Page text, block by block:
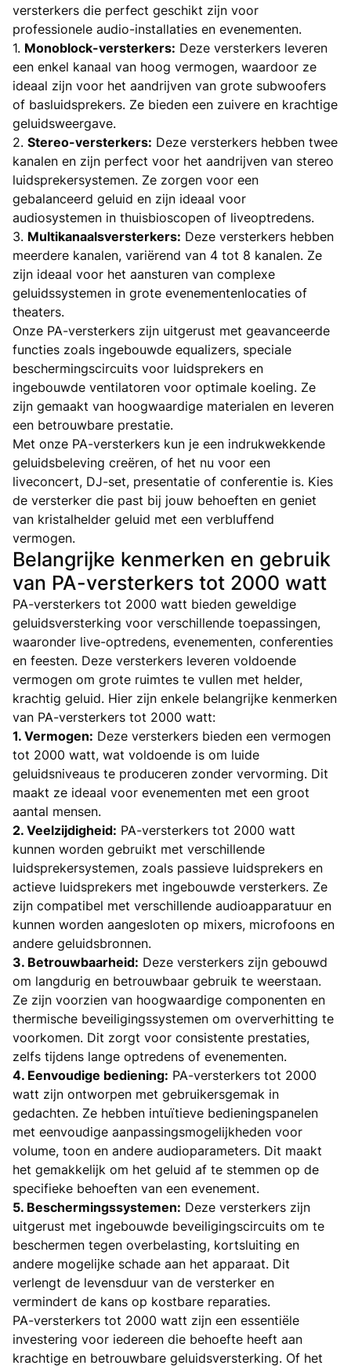
versterkers die perfect geschikt zijn voor
professionele audio-installaties en evenementen.
1. Monoblock-versterkers: Deze versterkers leveren
een enkel kanaal van hoog vermogen, waardoor ze
ideaal zijn voor het aandrijven van grote subwoofers
of basluidsprekers. Ze bieden een zuivere en krachtige
geluidsweergave.
2. Stereo-versterkers: Deze versterkers hebben twee
kanalen en zijn perfect voor het aandrijven van stereo
luidsprekersystemen. Ze zorgen voor een
gebalanceerd geluid en zijn ideaal voor
audiosystemen in thuisbioscopen of liveoptredens.
3. Multikanaalsversterkers: Deze versterkers hebben
meerdere kanalen, variërend van 4 tot 8 kanalen. Ze
zijn ideaal voor het aansturen van complexe
geluidssystemen in grote evenementenlocaties of
theaters.
Onze PA-versterkers zijn uitgerust met geavanceerde
functies zoals ingebouwde equalizers, speciale
beschermingscircuits voor luidsprekers en
ingebouwde ventilatoren voor optimale koeling. Ze
zijn gemaakt van hoogwaardige materialen en leveren
een betrouwbare prestatie.
Met onze PA-versterkers kun je een indrukwekkende
geluidsbeleving creëren, of het nu voor een
liveconcert, DJ-set, presentatie of conferentie is. Kies
de versterker die past bij jouw behoeften en geniet
van kristalhelder geluid met een verbluffend
vermogen.
Belangrijke kenmerken en gebruik
van PA-versterkers tot 2000 watt
PA-versterkers tot 2000 watt bieden geweldige
geluidsversterking voor verschillende toepassingen,
waaronder live-optredens, evenementen, conferenties
en feesten. Deze versterkers leveren voldoende
vermogen om grote ruimtes te vullen met helder,
krachtig geluid. Hier zijn enkele belangrijke kenmerken
van PA-versterkers tot 2000 watt:
1. Vermogen: Deze versterkers bieden een vermogen
tot 2000 watt, wat voldoende is om luide
geluidsniveaus te produceren zonder vervorming. Dit
maakt ze ideaal voor evenementen met een groot
aantal mensen.
2. Veelzijdigheid: PA-versterkers tot 2000 watt
kunnen worden gebruikt met verschillende
luidsprekersystemen, zoals passieve luidsprekers en
actieve luidsprekers met ingebouwde versterkers. Ze
zijn compatibel met verschillende audioapparatuur en
kunnen worden aangesloten op mixers, microfoons en
andere geluidsbronnen.
3. Betrouwbaarheid: Deze versterkers zijn gebouwd
om langdurig en betrouwbaar gebruik te weerstaan.
Ze zijn voorzien van hoogwaardige componenten en
thermische beveiligingssystemen om oververhitting te
voorkomen. Dit zorgt voor consistente prestaties,
zelfs tijdens lange optredens of evenementen.
4. Eenvoudige bediening: PA-versterkers tot 2000
watt zijn ontworpen met gebruikersgemak in
gedachten. Ze hebben intuïtieve bedieningspanelen
met eenvoudige aanpassingsmogelijkheden voor
volume, toon en andere audioparameters. Dit maakt
het gemakkelijk om het geluid af te stemmen op de
specifieke behoeften van een evenement.
5. Beschermingssystemen: Deze versterkers zijn
uitgerust met ingebouwde beveiligingscircuits om te
beschermen tegen overbelasting, kortsluiting en
andere mogelijke schade aan het apparaat. Dit
verlengt de levensduur van de versterker en
vermindert de kans op kostbare reparaties.
PA-versterkers tot 2000 watt zijn een essentiële
investering voor iedereen die behoefte heeft aan
krachtige en betrouwbare geluidsversterking. Of het